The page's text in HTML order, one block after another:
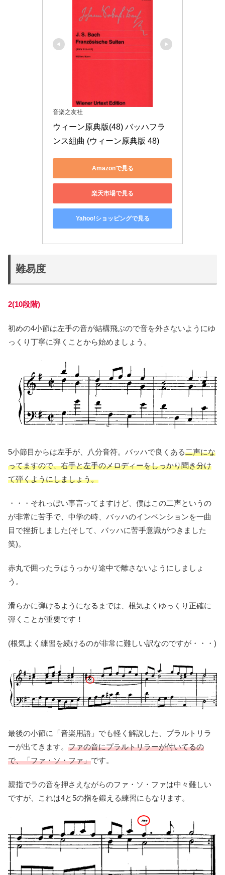
音楽之友社
ウィーン原典版(48) バッハフラ
ンス組曲 (ウィーン原典版 48)
Amazonで見る
楽天市場で見る
Yahoo!ショッピングで見る
難易度
2(10段階)
初めの4小節は左手の音が結構飛ぶので音を外さないようにゆ
っくり丁寧に弾くことから始めましょう。
5小節目からは左手が、八分音符。バッハで良くある二声にな
ってますので、右手と左手のメロディーをしっかり聞き分け
て弾くようにしましょう。
・・・それっぽい事言ってますけど、僕はこの二声というの
が非常に苦手で、中学の時、バッハのインベンションを一曲
目で挫折しました(そして、バッハに苦手意識がつきました
笑)。
赤丸で囲ったラはうっかり途中で離さないようにしましょ
う。
滑らかに弾けるようになるまでは、根気よくゆっくり正確に
弾くことが重要です！
(根気よく練習を続けるのが非常に難しい訳なのですが・・・)
最後の小節に「音楽用語」でも軽く解説した、プラルトリラ
ーが出てきます。 ファの音にプラルトリラーが付いてるの
で、「ファ・ソ・ファ」です。
親指でラの音を押さえながらのファ・ソ・ファは中々難しい
ですが、これは4と5の指を鍛える練習にもなります。